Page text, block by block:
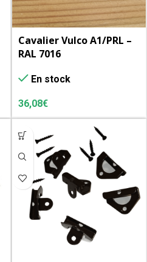
Cavalier Vulco A1/PRL –
RAL 7016
En stock
36,08€